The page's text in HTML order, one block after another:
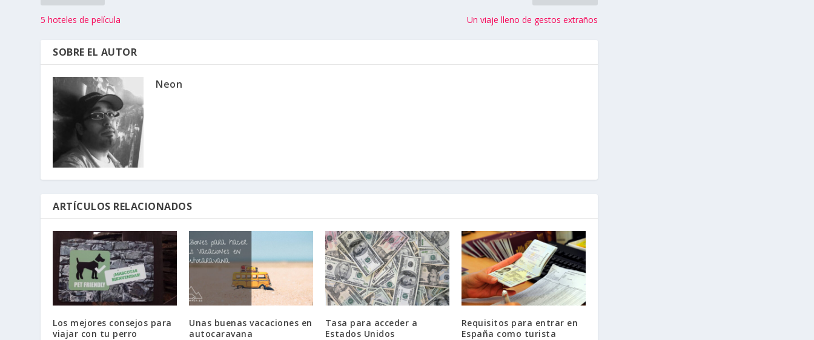
5 hoteles de película Un viaje lleno de gestos extraños
SOBRE EL AUTOR
Neon
ARTÍCULOS RELACIONADOS
Los mejores consejos para
viajar con tu perro
Unas buenas vacaciones en
autocaravana
Tasa para acceder a
Estados Unidos
Requisitos para entrar en
España como turista